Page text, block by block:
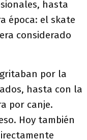
hasta
época: el skate
considerado
por la
hasta con la
por canje.
Hoy también